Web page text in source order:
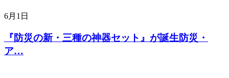
6月1日
『防災の新・三種の神器セット』が誕生防災・
ア…